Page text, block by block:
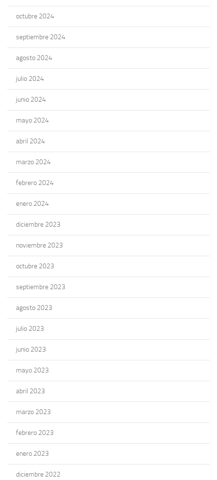
octubre 2024
septiembre 2024
agosto 2024
julio 2024
junio 2024
mayo 2024
abril 2024
marzo 2024
febrero 2024
enero 2024
diciembre 2023
noviembre 2023
octubre 2023
septiembre 2023
agosto 2023
julio 2023
junio 2023
mayo 2023
abril 2023
marzo 2023
febrero 2023
enero 2023
diciembre 2022